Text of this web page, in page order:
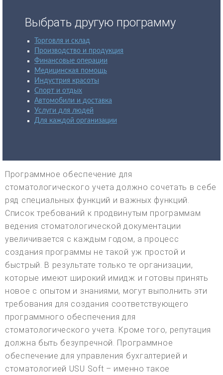
Выбрать другую программу
Торговля и склад
Производство и продукция
Финансовые операции
Медицинская помощь
Индустрия красоты
Спорт и отдых
Автомобили и доставка
Услуги для людей
Для каждой организации
Программное обеспечение для
стоматологического учета должно сочетать в себе
ряд специальных функций и важных функций.
Список требований к продвинутым программам
ведения стоматологической документации
увеличивается с каждым годом, а процесс
создания программы не такой уж простой и
быстрый. В результате только те организации,
которые имеют широкий имидж и готовы принять
новое с опытом и знаниями, могут выполнить эти
требования для создания соответствующего
программного обеспечения для
стоматологического учета. Кроме того, репутация
должна быть безупречной. Программное
обеспечение для управления бухгалтерией и
стоматологией USU Soft – именно такое